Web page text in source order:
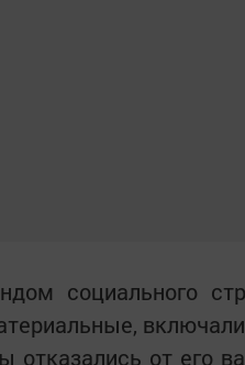
социального
отказались от его